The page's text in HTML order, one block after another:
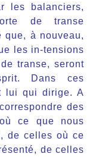
les balanciers,
de transe
que, à nouveau,
les in-tensions
transe, seront
Dans ces
lui qui dirige. A
des
ce que nous
de celles où ce
de celles